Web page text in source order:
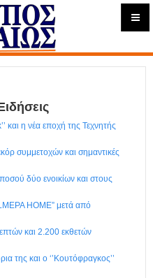
και η νέα εποχή της Τεχνητής
συμμετοχών και σημαντικές
δύο ενοικίων και στους
HOME” μετά από
και 2.200 εκθετών
της και ο ‘’Κουτόφραγκος’’